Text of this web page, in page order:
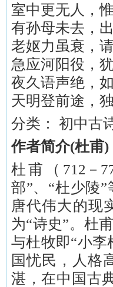
室中更无人，
有孙母未去，
老妪力虽衰，
急应河阳役，
夜久语声绝，
天明登前途，
分类： 初中古
作者简介(杜甫)
杜甫（712－
部”、“杜少陵
唐代伟大的现
为“诗史”。杜
与杜牧即“小李
国忧民，人格
湛，在中国古